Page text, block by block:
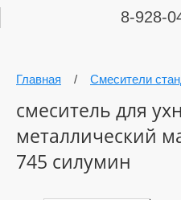
8-928-
Главная / Смесители
смеситель для
металлический
745 силумин